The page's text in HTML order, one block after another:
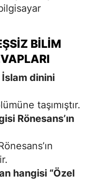
BILIM
dinini
taşımıştır.
Rönesans’ın
hangisi “Özel